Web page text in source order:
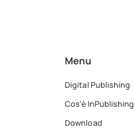
Menu
Digital Publishing
Cos’è InPublishing
Download